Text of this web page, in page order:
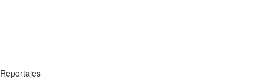
Reportajes